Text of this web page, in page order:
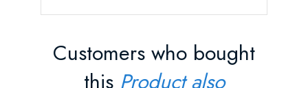
Customers who bought
this Product also